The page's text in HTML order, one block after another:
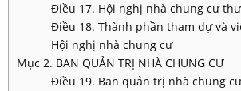
Điều 17. Hội nghị nhà chung cư
Điều 18. Thành phần tham dự và
Hội nghị nhà chung cư
Mục 2. BAN QUẢN TRỊ NHÀ CHUNG CƯ
Điều 19. Ban quản trị nhà chung cư